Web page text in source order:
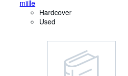
miille
Hardcover
Used